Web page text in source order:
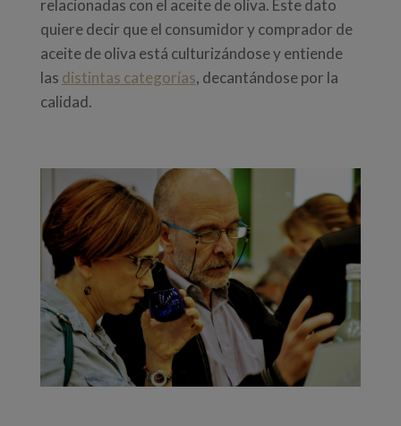
relacionadas con el aceite de oliva. Este dato
quiere decir que el consumidor y comprador de
aceite de oliva está culturizándose y entiende
las distintas categorías, decantándose por la
calidad.